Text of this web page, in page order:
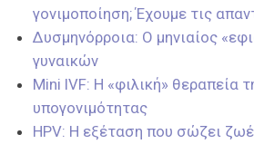
γονιμοποίηση; Έχουμε τις
Δυσμηνόρροια: Ο μηνιαίος
γυναικών
Mini IVF: Η «φιλική» θεραπεία
υπογονιμότητας
HPV: Η εξέταση που σώζει